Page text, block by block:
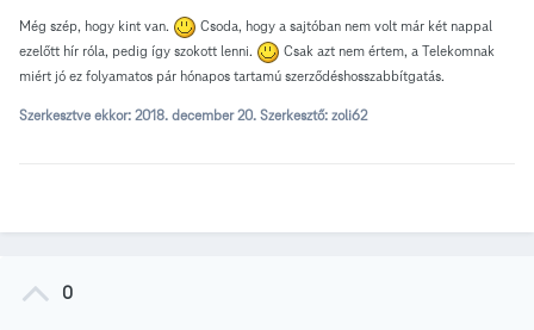
Még szép, hogy kint van.
Csoda, hogy a sajtóban nem volt már két nappal
ezelőtt hír róla, pedig így szokott lenni.
Csak azt nem értem, a Telekomnak
miért jó ez folyamatos pár hónapos tartamú szerződéshosszabbítgatás.
Szerkesztve ekkor: 2018. december 20. Szerkesztő: zoli62
0